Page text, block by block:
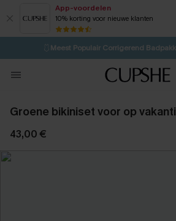
App-voordelen
10% korting voor nieuwe klanten
⚡️LAATSTE KANS | Tot 50%
🩱Meest Populair Corrigerend
💌Abonneer je & ontvang tot
Koop 3, krijg 15% korting |
Groene bikiniset voor op
43,00 €